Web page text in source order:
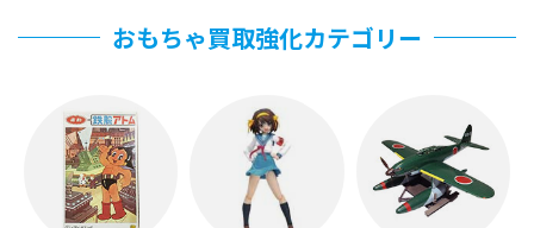
おもちゃ買取強化カテゴリー